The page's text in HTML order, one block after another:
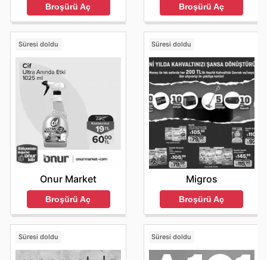
Broşürü Aç Broşürü Aç
Süresi doldu
Onur Market
Broşürü Aç
Süresi doldu
Migros
Broşürü Aç
Süresi doldu Süresi doldu